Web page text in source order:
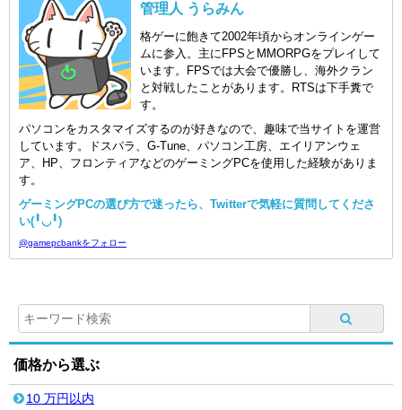
管理人 うらみん
格ゲーに飽きて2002年頃からオンラインゲー
ムに参入。主にFPSとMMORPGをプレイして
います。FPSでは大会で優勝し、海外クラン
と対戦したことがあります。RTSは下手糞で
す。
パソコンをカスタマイズするのが好きなので、趣味で当サイトを運営
しています。ドスパラ、G-Tune、パソコン工房、エイリアンウェ
ア、HP、フロンティアなどのゲーミングPCを使用した経験がありま
す。
ゲーミングPCの選び方で迷ったら、Twitterで気軽に質問してくださ
い(╹◡╹)
@gamepcbankをフォロー
価格から選ぶ
10 万円以内